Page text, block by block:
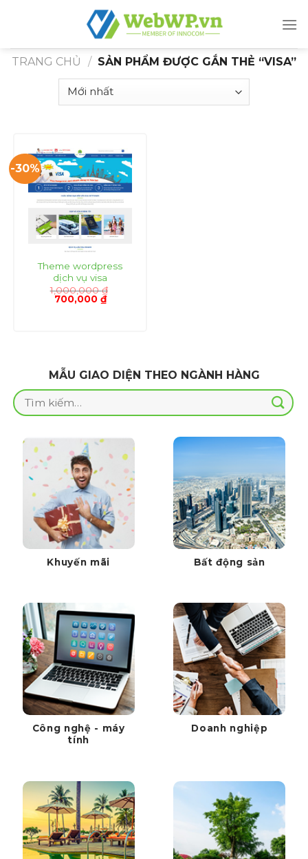
TRANG CHỦ
/ SẢN PHẨM ĐƯỢC GẮN THẺ “VISA”
-30%
Theme wordpress
dịch vụ visa
1,000,000₫
Giá
700,000 ₫Giá
hiện
MẪU GIAO DIỆN THEO NGÀNH HÀNG
Tìm
kiếm:
Khuyến mãi Bất động sản
Công nghệ - máy
tính
Doanh nghiệp